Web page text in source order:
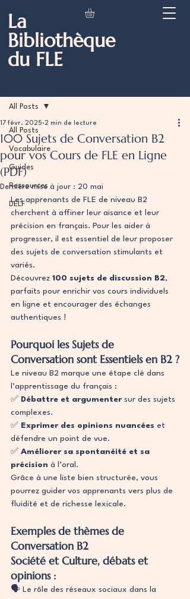
La
Bibliothèque
du FLE
All Posts
Vocabulaire
Guides
Ressources
DELF
All Posts
100 Sujets de Conversation B2
pour vos Cours de FLE en Ligne
(PDF)
17 févr. 2025 2 min de lecture
Dernière mise à jour : 20 mai
Les apprenants de FLE de niveau B2
cherchent à affiner leur aisance et leur
précision en français. Pour les aider à
progresser, il est essentiel de leur proposer
des sujets de conversation stimulants et
variés.
Découvrez 100 sujets de discussion B2,
parfaits pour enrichir vos cours individuels
en ligne et encourager des échanges
authentiques !
Pourquoi les Sujets de
Conversation sont Essentiels en B2 ?
Le niveau B2 marque une étape clé dans
l’apprentissage du français :
✅ Débattre et argumenter sur des sujets
complexes.
✅ Exprimer des opinions nuancées et
défendre un point de vue.
✅ Améliorer sa spontanéité et sa
précision à l’oral.
Grâce à une liste bien structurée, vous
pourrez guider vos apprenants vers plus de
fluidité et de richesse lexicale.
Exemples de thèmes de
Conversation B2
Société et Culture, débats et
opinions :
🗣️ Le rôle des réseaux sociaux dans la